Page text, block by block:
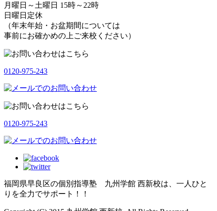
月曜日～土曜日 15時～22時
日曜日定休
（年末年始・お盆期間については
事前にお確かめの上ご来校ください）
0120-975-243
0120-975-243
福岡県早良区の個別指導塾 九州学館 西新校は、一人ひと
りを全力でサポート！！